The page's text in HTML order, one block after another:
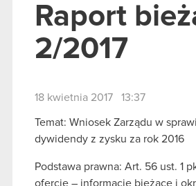
Raport
2/2017
18 kwietnia 2017 13:37
Temat: Wniosek Zarządu w
dywidendy z zysku za rok 2016
Podstawa prawna: Art. 56 ust. 1
ofercie – informacje bieżące i